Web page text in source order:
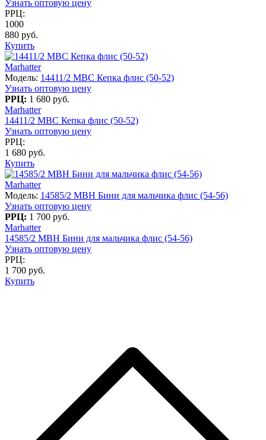
Узнать оптовую цену
РРЦ:
1000
880 руб.
Купить
Marhatter
Модель: 14411/2 MBC Кепка флис (50-52)
Узнать оптовую цену
РРЦ: 1 680 руб.
Marhatter
14411/2 MBC Кепка флис (50-52)
Узнать оптовую цену
РРЦ:
1 680 руб.
Купить
Marhatter
Модель: 14585/2 MBH Бини для мальчика флис (54-56)
Узнать оптовую цену
РРЦ: 1 700 руб.
Marhatter
14585/2 MBH Бини для мальчика флис (54-56)
Узнать оптовую цену
РРЦ:
1 700 руб.
Купить